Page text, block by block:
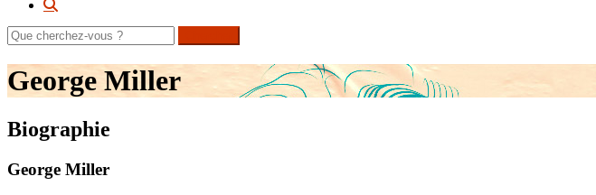
Rechercher
sur
le
site
George Miller
Biographie
George Miller